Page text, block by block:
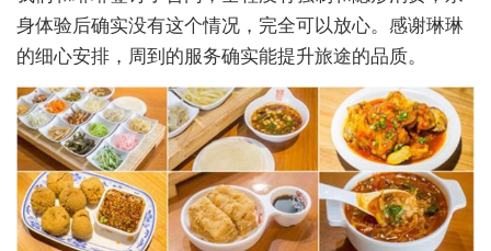
身体验后确实没有这个情况，完全可以放心。感谢琳琳
的细心安排，周到的服务确实能提升旅途的品质。